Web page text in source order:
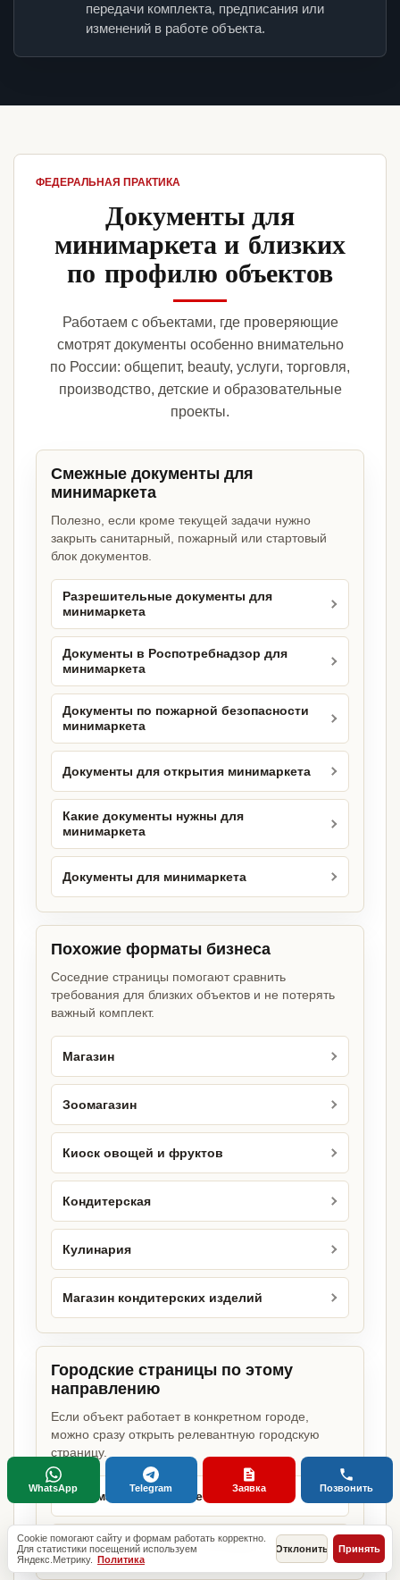
передачи комплекта, предписания или
изменений в работе объекта.
ФЕДЕРАЛЬНАЯ ПРАКТИКА
Документы для
минимаркета и близких
по профилю объектов
Работаем с объектами, где проверяющие
смотрят документы особенно внимательно
по России: общепит, beauty, услуги, торговля,
производство, детские и образовательные
проекты.
Смежные документы для
минимаркета
Полезно, если кроме текущей задачи нужно
закрыть санитарный, пожарный или стартовый
блок документов.
Разрешительные документы для
минимаркета
Документы в Роспотребнадзор для
минимаркета
Документы по пожарной безопасности
минимаркета
Документы для открытия минимаркета
Какие документы нужны для
минимаркета
Документы для минимаркета
Похожие форматы бизнеса
Соседние страницы помогают сравнить
требования для близких объектов и не потерять
важный комплект.
Магазин
Зоомагазин
Киоск овощей и фруктов
Кондитерская
Кулинария
Магазин кондитерских изделий
Городские страницы по этому
направлению
Если объект работает в конкретном городе,
можно сразу открыть релевантную городскую
страницу.
Минимаркет в Москве
Минимаркет в Санкт-Петербурге
Cookie помогают сайту и формам работать корректно.
Для статистики посещений используем
Яндекс.Метрику. Политика
Отклонить Принять
WhatsApp Telegram Заявка Позвонить